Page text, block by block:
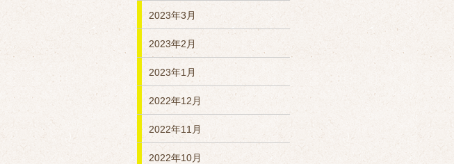
2023年3月
2023年2月
2023年1月
2022年12月
2022年11月
2022年10月